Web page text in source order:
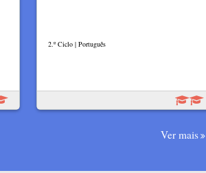
2.º Ciclo | Português
Ver mais